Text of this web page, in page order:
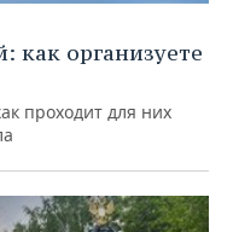
как организуете
проходит для них